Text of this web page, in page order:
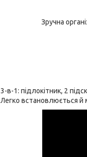
Зручна
3-в-1: підлокітник, 2
Легко встановлюється й